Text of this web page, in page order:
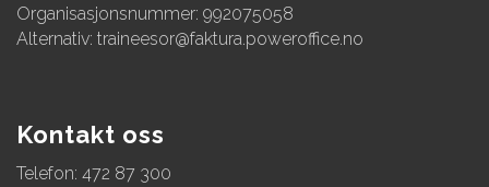
Organisasjonsnummer: 992075058
Alternativ: traineesor@faktura.poweroffice.no
Kontakt oss
Telefon: 472 87 300